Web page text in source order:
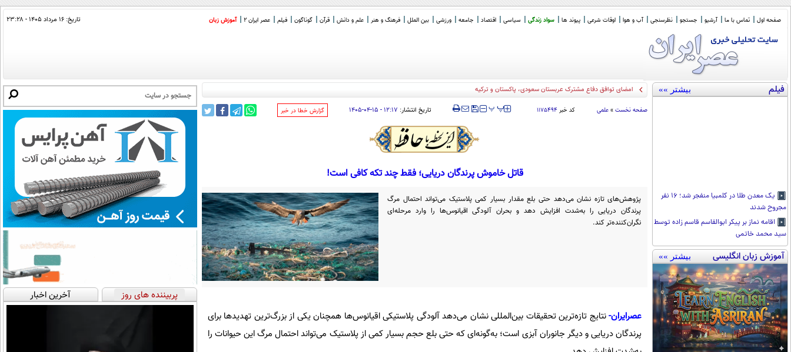
صفحه اول تماس با ما آرشیو جستجو نظرسنجی آب و هوا اوقات شرعی پیوند ها سواد زندگی سیاسی اقتصاد جامعه ورزشی بین الملل فرهنگ و هنر علم و دانش قرآن گوناگون فیلم عصر ایران 2 آموزش زبان تاریخ: ۱۶ مرداد ۱۴۰۵ - ۲۳:۲۸
فیلم بیشتر »»
یک معدن طلا در کلمبیا منفجر شد؛ ۱۶ نفر
مجروح شدند
اقامه نماز بر پیکر ابوالقاسم قاسم زاده توسط
سید محمد خاتمی
آموزش زبان انگلیسی بیشتر »»
سخ_
صفحه نخست » علمی کد خبر ۱۱۷۵۴۹۴ ‍‍‍ پ پ تاریخ انتشار: ۱۲:۱۷ - ۱۵-۰۴-۱۴۰۵ ‌گزارش خطا در خبر
قاتل خاموش پرندگان دریایی؛ فقط چند تکه کافی است!
پژوهش‌های تازه نشان می‌دهد حتی بلع مقدار بسیار کمی پلاستیک می‌تواند احتمال مرگ
پرندگان دریایی را به‌شدت افزایش دهد و بحران آلودگی اقیانوس‌ها را وارد مرحله‌ای
نگران‌کننده‌تر کند.
عصرایران-نتایج تازه‌ترین تحقیقات بین‌المللی نشان می‌دهد آلودگی پلاستیکی اقیانوس‌ها همچنان یکی از بزرگ‌ترین تهدیدها برای
پرندگان دریایی و دیگر جانوران آبزی است؛ به‌گونه‌ای که حتی بلع حجم بسیار کمی از پلاستیک می‌تواند احتمال مرگ این حیوانات را
پربیننده های روز آخرین اخبار